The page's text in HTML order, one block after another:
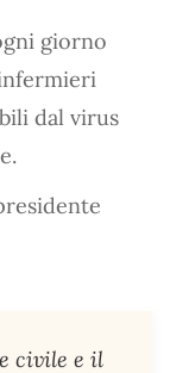
giorno
dal virus
civile e il